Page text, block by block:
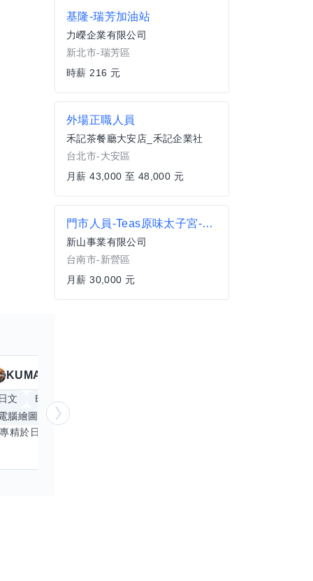
KUMA
文 Excel
腦繪圖
手繪
基隆-瑞芳加油站
力嶸企業有限公司
新北市-瑞芳區
時薪 216 元
外場正職人員
禾記茶餐廳大安店_禾記企業社
台北市-大安區
月薪 43,000 至 48,000 元
門市人員-Teas原味太子宮-早班正職人員
新山事業有限公司
台南市-新營區
月薪 30,000 元